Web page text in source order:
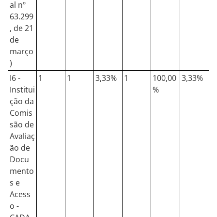
al nº
63.299
, de 21
de
março
)
I6 -
Institui
ção da
Comis
são de
Avaliaç
ão de
Docu
mento
s e
Acess
o -
1 1 3,33% 1
100,00
%
3,33%